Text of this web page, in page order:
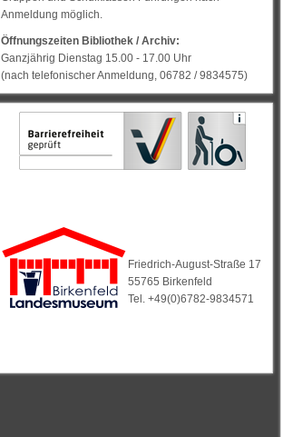
Anmeldung möglich.
Öffnungszeiten Bibliothek / Archiv:
Ganzjährig Dienstag 15.00 - 17.00 Uhr
(nach telefonischer Anmeldung, 06782 / 9834575)
Friedrich-August-Straße 17
55765 Birkenfeld
Tel. +49(0)6782-9834571